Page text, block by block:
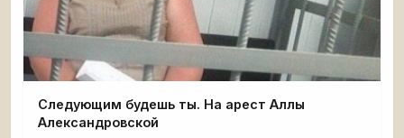
Следующим будешь ты. На арест Аллы
Александровской